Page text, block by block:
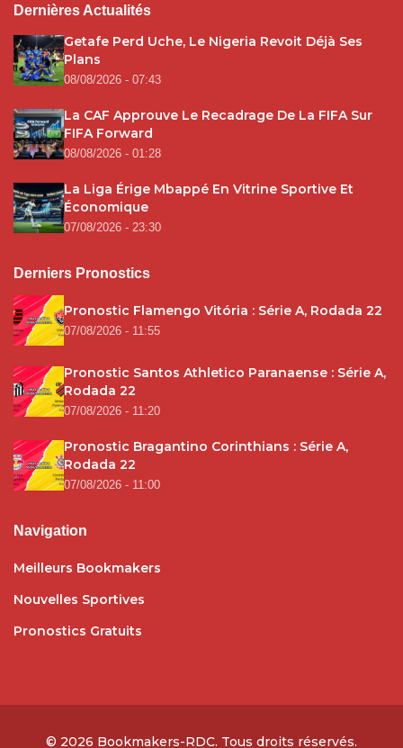
Dernières Actualités
Getafe Perd Uche, Le Nigeria Revoit Déjà Ses
Plans
08/08/2026 - 07:43
La CAF Approuve Le Recadrage De La FIFA Sur
FIFA Forward
08/08/2026 - 01:28
La Liga Érige Mbappé En Vitrine Sportive Et
Économique
07/08/2026 - 23:30
Derniers Pronostics
Pronostic Flamengo Vitória : Série A, Rodada 22
07/08/2026 - 11:55
Pronostic Santos Athletico Paranaense : Série A,
Rodada 22
07/08/2026 - 11:20
Pronostic Bragantino Corinthians : Série A,
Rodada 22
07/08/2026 - 11:00
Navigation
Meilleurs Bookmakers
Nouvelles Sportives
Pronostics Gratuits
© 2026 Bookmakers-RDC. Tous droits réservés.